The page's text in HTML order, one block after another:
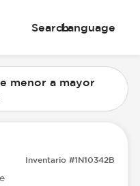
SearchLanguage
menor a mayor
Inventario #1N10342B